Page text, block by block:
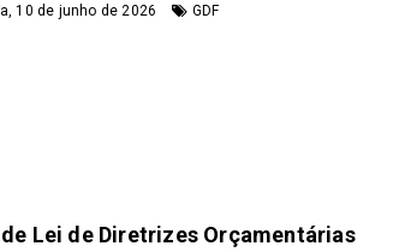
10 de junho de 2026 GDF
Lei de Diretrizes Orçamentárias